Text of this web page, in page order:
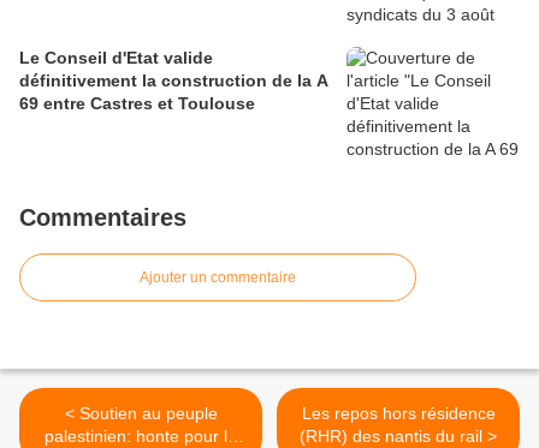
Le Conseil d'Etat valide
définitivement la construction de la A
69 entre Castres et Toulouse
Commentaires
Ajouter un commentaire
< Soutien au peuple
palestinien: honte pour le
Les repos hors résidence
(RHR) des nantis du rail >